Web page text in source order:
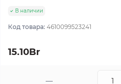
В наличии
Код товара: 4610099523241
15.10Br